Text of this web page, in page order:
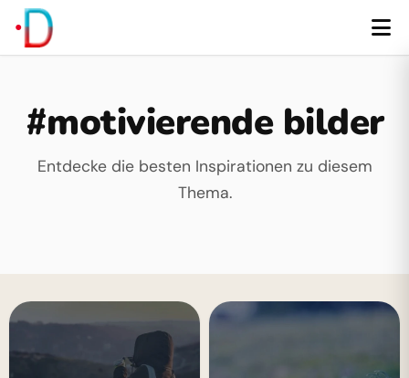
#motivierende bilder
Entdecke die besten Inspirationen zu diesem
Thema.